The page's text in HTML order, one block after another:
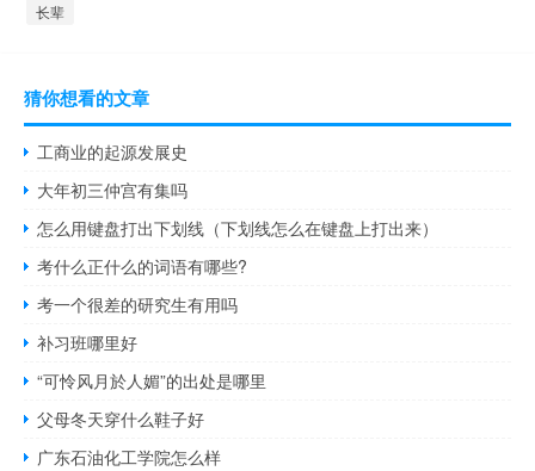
长辈
猜你想看的文章
工商业的起源发展史
大年初三仲宫有集吗
怎么用键盘打出下划线（下划线怎么在键盘上打出来）
考什么正什么的词语有哪些?
考一个很差的研究生有用吗
补习班哪里好
“可怜风月於人媚”的出处是哪里
父母冬天穿什么鞋子好
广东石油化工学院怎么样